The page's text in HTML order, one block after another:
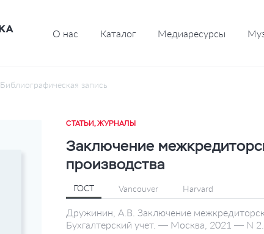
О нас Каталог Медиаресурсы
Библиографическая запись
СТАТЬИ, ЖУРНАЛЫ
Заключение
производства
ГОСТ Vancouver Harvard
Дружинин, А.В. Заключение
Бухгалтерский учет. — Москва, 2021 — N